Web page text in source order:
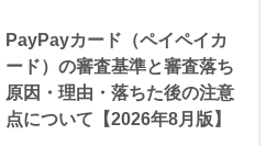
PayPayカード（ペイペイカ
ード）の審査基準と審査落ち
原因・理由・落ちた後の注意
点について【2026年8月版】